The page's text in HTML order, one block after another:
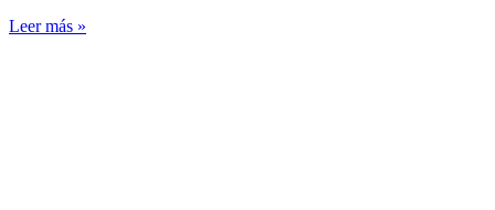
Leer más »